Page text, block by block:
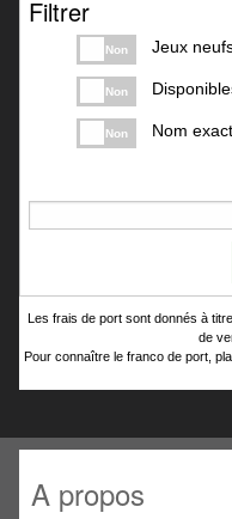
Filtrer
Non Jeux
Non
Non Nom exact
Les frais de port sont donnés à
de
Pour connaître le franco de port,
A propos